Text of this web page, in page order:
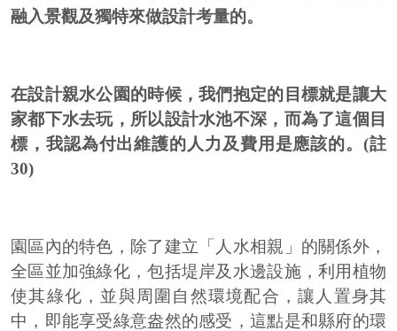
融入景觀及獨特來做設計考量的。
在設計親水公園的時候，我們抱定的目標就是讓大
家都下水去玩，所以設計水池不深，而為了這個目
標，我認為付出維護的人力及費用是應該的。(註
30)
園區內的特色，除了建立「人水相親」的關係外，
全區並加強綠化，包括堤岸及水邊設施，利用植物
使其綠化，並與周圍自然環境配合，讓人置身其
中，即能享受綠意盎然的感受，這點是和縣府的環